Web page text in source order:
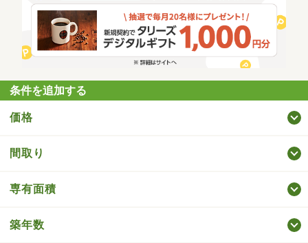
条件を追加する
価格
間取り
専有面積
築年数